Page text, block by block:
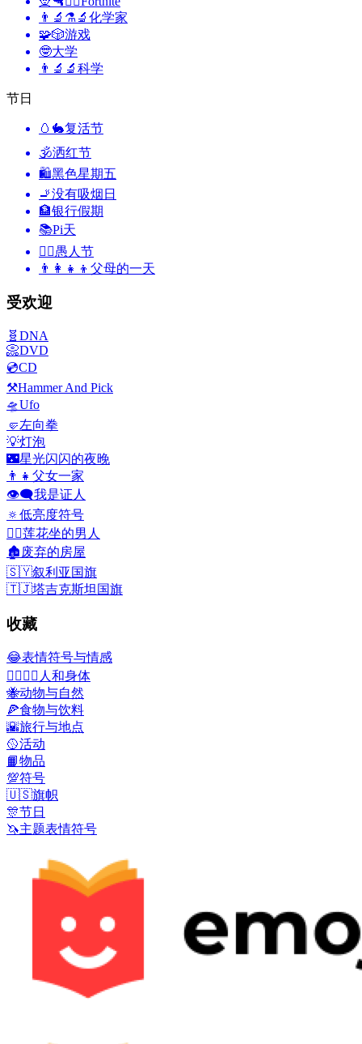
👨‍🔬⚗️🔬 化学家
🧩🎲游戏
🤓大学
👨‍🔬🔬 科学
节日
🥚🐇复活节
🕉洒红节
🛍黑色星期五
🚬没有吸烟日
🏦银行假期
📚Pi天
🙆‍♂️愚人节
👨‍👩‍👧‍👦 父母的一天
受欢迎
🧬 DNA
📀DVD
💿CD
⚒️Hammer And Pick
🛸Ufo
🤛左向拳
💡灯泡
🌃星光闪闪的夜晚
👨‍👧 父女一家
👁️‍🗨️我是证人
🔅 低亮度符号
🧘‍♂️莲花坐的男人
🏚️ 废弃的房屋
🇸🇾叙利亚国旗
🇹🇯塔吉克斯坦国旗
收藏
😂表情符号与情感
👩‍❤️‍💋‍👨 人和身体
🐝动物与自然
🍕食物与饮料
🌇旅行与地点
🥎活动
📙物品
💯符号
🇺🇸旗帜
🎊节日
🦄主题表情符号